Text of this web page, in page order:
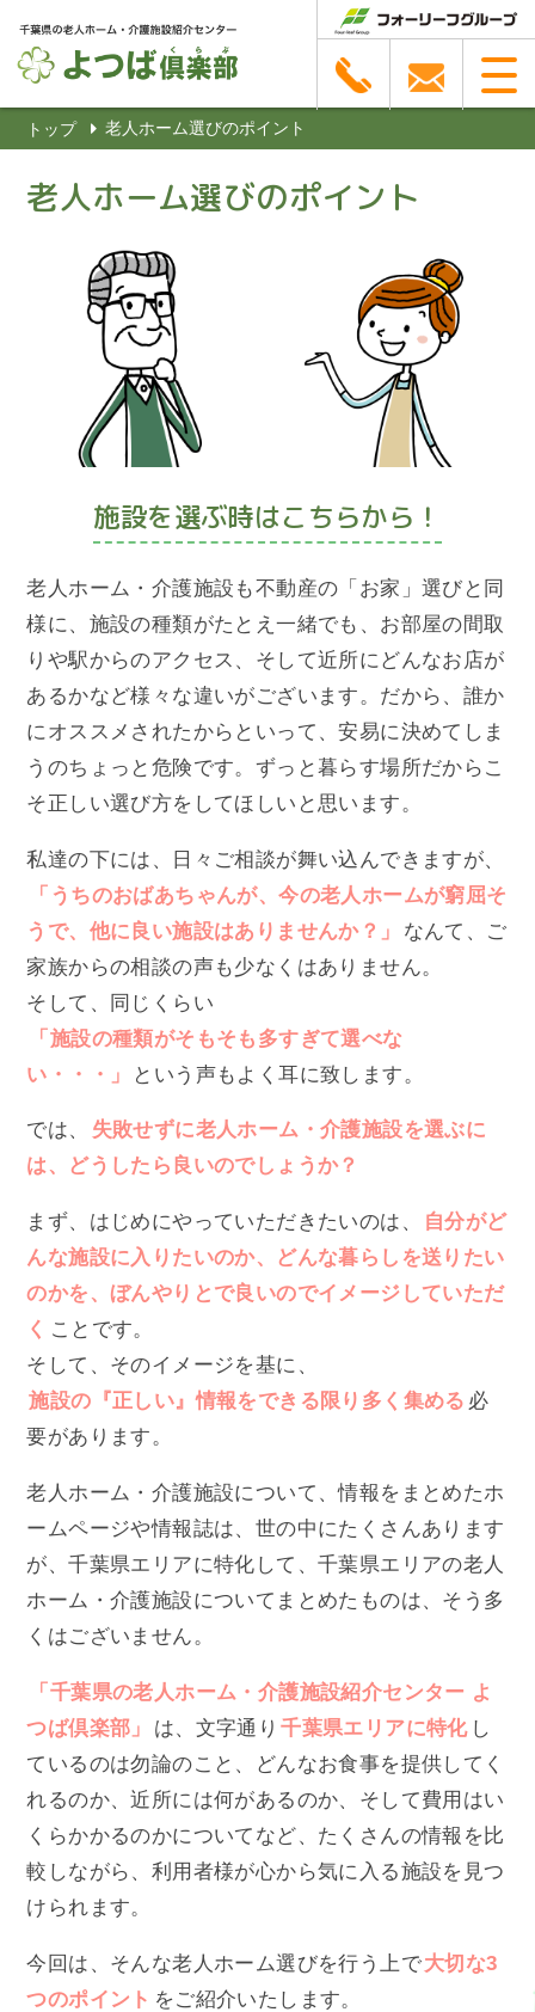
トップ 老人ホーム選びのポイント
老人ホーム選びのポイント
施設を選ぶ時はこちらから！
老人ホーム・介護施設も不動産の「お家」選びと同
様に、施設の種類がたとえ一緒でも、お部屋の間取
りや駅からのアクセス、そして近所にどんなお店が
あるかなど様々な違いがございます。だから、誰か
にオススメされたからといって、安易に決めてしま
うのちょっと危険です。ずっと暮らす場所だからこ
そ正しい選び方をしてほしいと思います。
私達の下には、日々ご相談が舞い込んできますが、
「うちのおばあちゃんが、今の老人ホームが窮屈そ
うで、他に良い施設はありませんか？」
なんて、ご
家族からの相談の声も少なくはありません。
そして、同じくらい
「施設の種類がそもそも多すぎて選べな
い・・・」
という声もよく耳に致します。
では、
失敗せずに老人ホーム・介護施設を選ぶに
は、どうしたら良いのでしょうか？
まず、はじめにやっていただきたいのは、
自分がど
んな施設に入りたいのか、どんな暮らしを送りたい
のかを、ぼんやりとで良いのでイメージしていただ
く ことです。
そして、そのイメージを基に、
施設の『正しい』情報をできる限り多く集める 必
要があります。
老人ホーム・介護施設について、情報をまとめたホ
ームページや情報誌は、世の中にたくさんあります
が、千葉県エリアに特化して、千葉県エリアの老人
ホーム・介護施設についてまとめたものは、そう多
くはございません。
「千葉県の老人ホーム・介護施設紹介センター よ
つば倶楽部」
は、文字通り 千葉県エリアに特化 し
ているのは勿論のこと、どんなお食事を提供してく
れるのか、近所には何があるのか、そして費用はい
くらかかるのかについてなど、たくさんの情報を比
較しながら、利用者様が心から気に入る施設を見つ
けられます。
今回は、そんな老人ホーム選びを行う上で大切な3
つのポイント をご紹介いたします。